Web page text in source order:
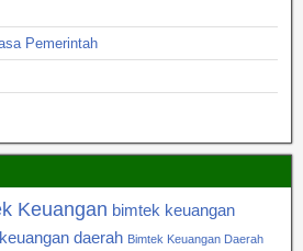
Pemerintah
Keuangan bimtek keuangan
daerah Bimtek Keuangan Daerah